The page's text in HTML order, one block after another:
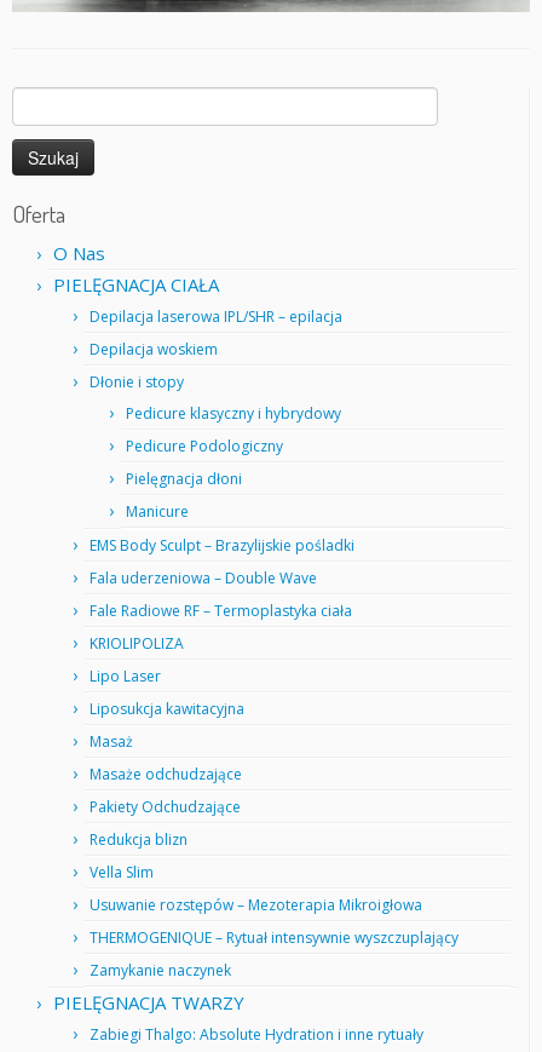
Oferta
O Nas
PIELĘGNACJA CIAŁA
Depilacja laserowa IPL/SHR – epilacja
Depilacja woskiem
Dłonie i stopy
Pedicure klasyczny i hybrydowy
Pedicure Podologiczny
Pielęgnacja dłoni
Manicure
EMS Body Sculpt – Brazylijskie pośladki
Fala uderzeniowa – Double Wave
Fale Radiowe RF – Termoplastyka ciała
KRIOLIPOLIZA
Lipo Laser
Liposukcja kawitacyjna
Masaż
Masaże odchudzające
Pakiety Odchudzające
Redukcja blizn
Vella Slim
Usuwanie rozstępów – Mezoterapia Mikroigłowa
THERMOGENIQUE – Rytuał intensywnie wyszczuplający
Zamykanie naczynek
PIELĘGNACJA TWARZY
Zabiegi Thalgo: Absolute Hydration i inne rytuały